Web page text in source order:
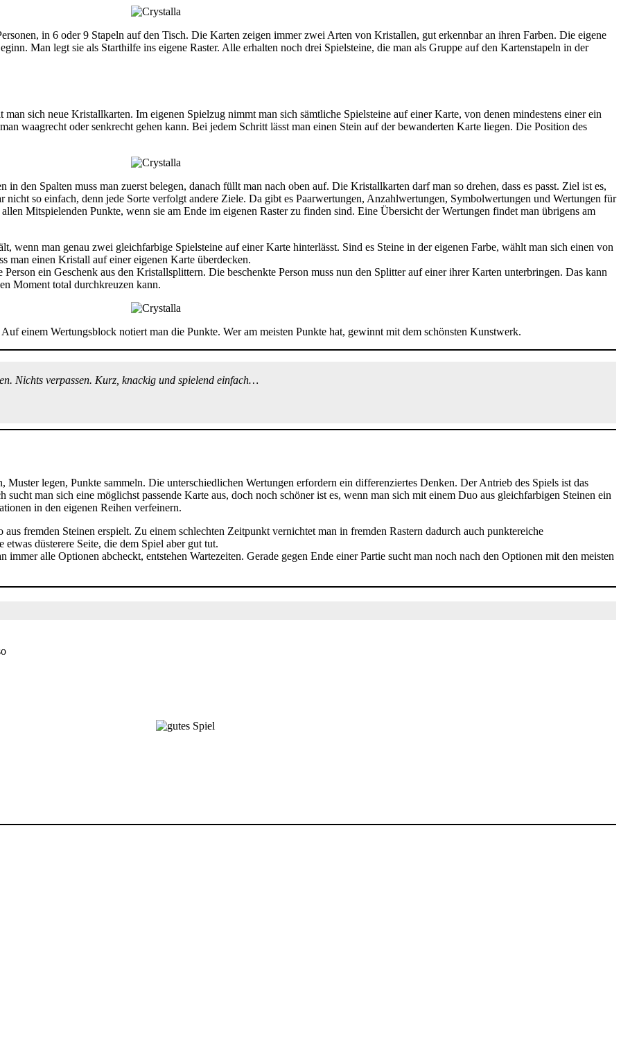
in 6 oder 9 Stapeln auf den Tisch. Die Karten zeigen immer zwei Arten von Kristallen, gut erkennbar an ihren Farben. Die eigene
Man legt sie als Starthilfe ins eigene Raster. Alle erhalten noch drei Spielsteine, die man als Gruppe auf den Kartenstapeln in der
sich neue Kristallkarten. Im eigenen Spielzug nimmt man sich sämtliche Spielsteine auf einer Karte, von denen mindestens einer ein
waagrecht oder senkrecht gehen kann. Bei jedem Schritt lässt man einen Stein auf der bewanderten Karte liegen. Die Position des
in den Spalten muss man zuerst belegen, danach füllt man nach oben auf. Die Kristallkarten darf man so drehen, dass es passt. Ziel ist es,
so einfach, denn jede Sorte verfolgt andere Ziele. Da gibt es Paarwertungen, Anzahlwertungen, Symbolwertungen und Wertungen für
Mitspielenden Punkte, wenn sie am Ende im eigenen Raster zu finden sind. Eine Übersicht der Wertungen findet man übrigens am
wenn man genau zwei gleichfarbige Spielsteine auf einer Karte hinterlässt. Sind es Steine in der eigenen Farbe, wählt man sich einen von
man einen Kristall auf einer eigenen Karte überdecken.
ein Geschenk aus den Kristallsplittern. Die beschenkte Person muss nun den Splitter auf einer ihrer Karten unterbringen. Das kann
Moment total durchkreuzen kann.
einem Wertungsblock notiert man die Punkte. Wer am meisten Punkte hat, gewinnt mit dem schönsten Kunstwerk.
Nichts verpassen. Kurz, knackig und spielend einfach…
Muster legen, Punkte sammeln. Die unterschiedlichen Wertungen erfordern ein differenziertes Denken. Der Antrieb des Spiels ist das
man sich eine möglichst passende Karte aus, doch noch schöner ist es, wenn man sich mit einem Duo aus gleichfarbigen Steinen ein
in den eigenen Reihen verfeinern.
fremden Steinen erspielt. Zu einem schlechten Zeitpunkt vernichtet man in fremden Rastern dadurch auch punktereiche
etwas düsterere Seite, die dem Spiel aber gut tut.
alle Optionen abcheckt, entstehen Wartezeiten. Gerade gegen Ende einer Partie sucht man noch nach den Optionen mit den meisten